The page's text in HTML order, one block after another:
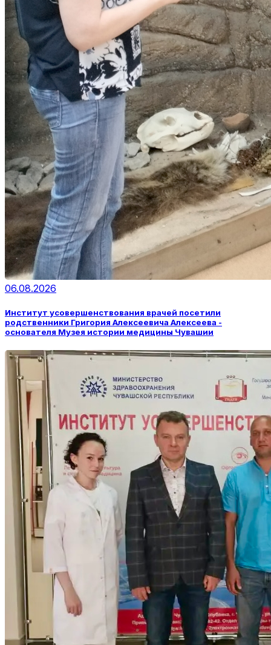
06.08.2026
Институт усовершенствования врачей посетили
родственники Григория Алексеевича Алексеева -
основателя Музея истории медицины Чувашии